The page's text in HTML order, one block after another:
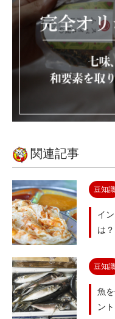
関連記事
豆知識
イ
は
豆知識
魚
ン